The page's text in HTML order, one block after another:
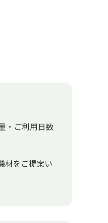
・ご利用日数
材をご提案い